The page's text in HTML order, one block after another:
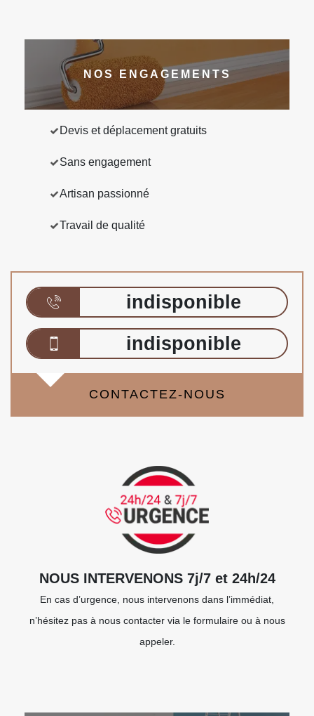
NOS ENGAGEMENTS
Devis et déplacement gratuits
Sans engagement
Artisan passionné
Travail de qualité
indisponible
indisponible
CONTACTEZ-NOUS
NOUS INTERVENONS 7j/7 et 24h/24
En cas d’urgence, nous intervenons dans l’immédiat,
n’hésitez pas à nous contacter via le formulaire ou à nous
appeler.